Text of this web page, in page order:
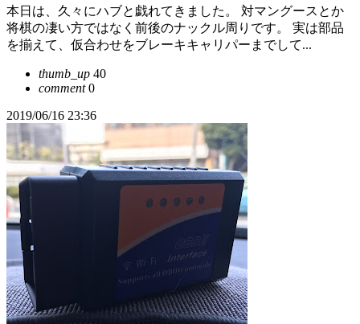
本日は、久々にハブと戯れてきました。 対マングースとか
将棋の凄い方ではなく前後のナックル周りです。 実は部品
を揃えて、仮合わせをブレーキキャリパーまでして...
thumb_up 40
comment0
2019/06/16 23:36